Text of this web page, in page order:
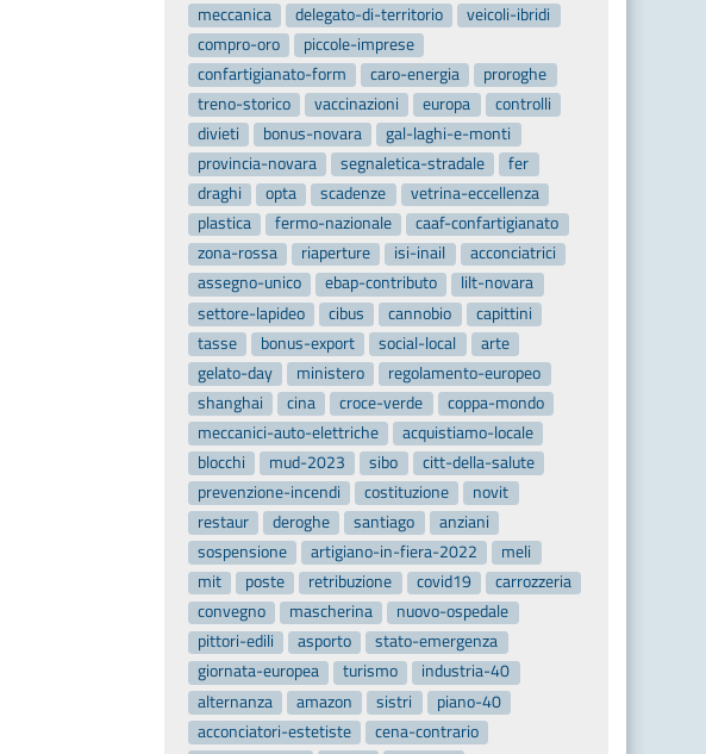
meccanica
delegato-di-territorio
veicoli-ibridi
compro-oro
piccole-imprese
confartigianato-form
caro-energia
proroghe
treno-storico
vaccinazioni europa
controlli
divieti
bonus-novara
gal-laghi-e-monti
provincia-novara
segnaletica-stradale
fer
draghi
opta scadenze
vetrina-eccellenza
plastica
fermo-nazionale
caaf-confartigianato
zona-rossa
riaperture isi-inail
acconciatrici
assegno-unico
ebap-contributo
lilt-novara
settore-lapideo
cibus cannobio
capittini
tasse
bonus-export social-local
arte
gelato-day
ministero
regolamento-europeo
shanghai
cina croce-verde
coppa-mondo
meccanici-auto-elettriche
acquistiamo-locale
blocchi
mud-2023 sibo
citt-della-salute
prevenzione-incendi
costituzione
novit
restaur
deroghe santiago
anziani
sospensione
artigiano-in-fiera-2022
meli
mit
poste retribuzione covid19
carrozzeria
convegno
mascherina
nuovo-ospedale
pittori-edili
asporto
stato-emergenza
giornata-europea
turismo
industria-40
alternanza
amazon sistri
piano-40
acconciatori-estetiste
cena-contrario